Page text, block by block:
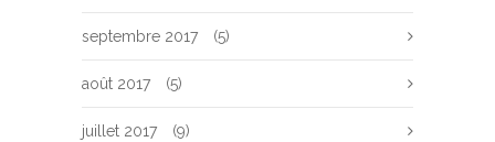
septembre 2017 (5)
août 2017 (5)
juillet 2017 (9)